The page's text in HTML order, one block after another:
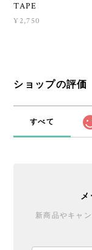
TAPE
¥2,750
ショップの評価
すべて
メ
新商品やキャ